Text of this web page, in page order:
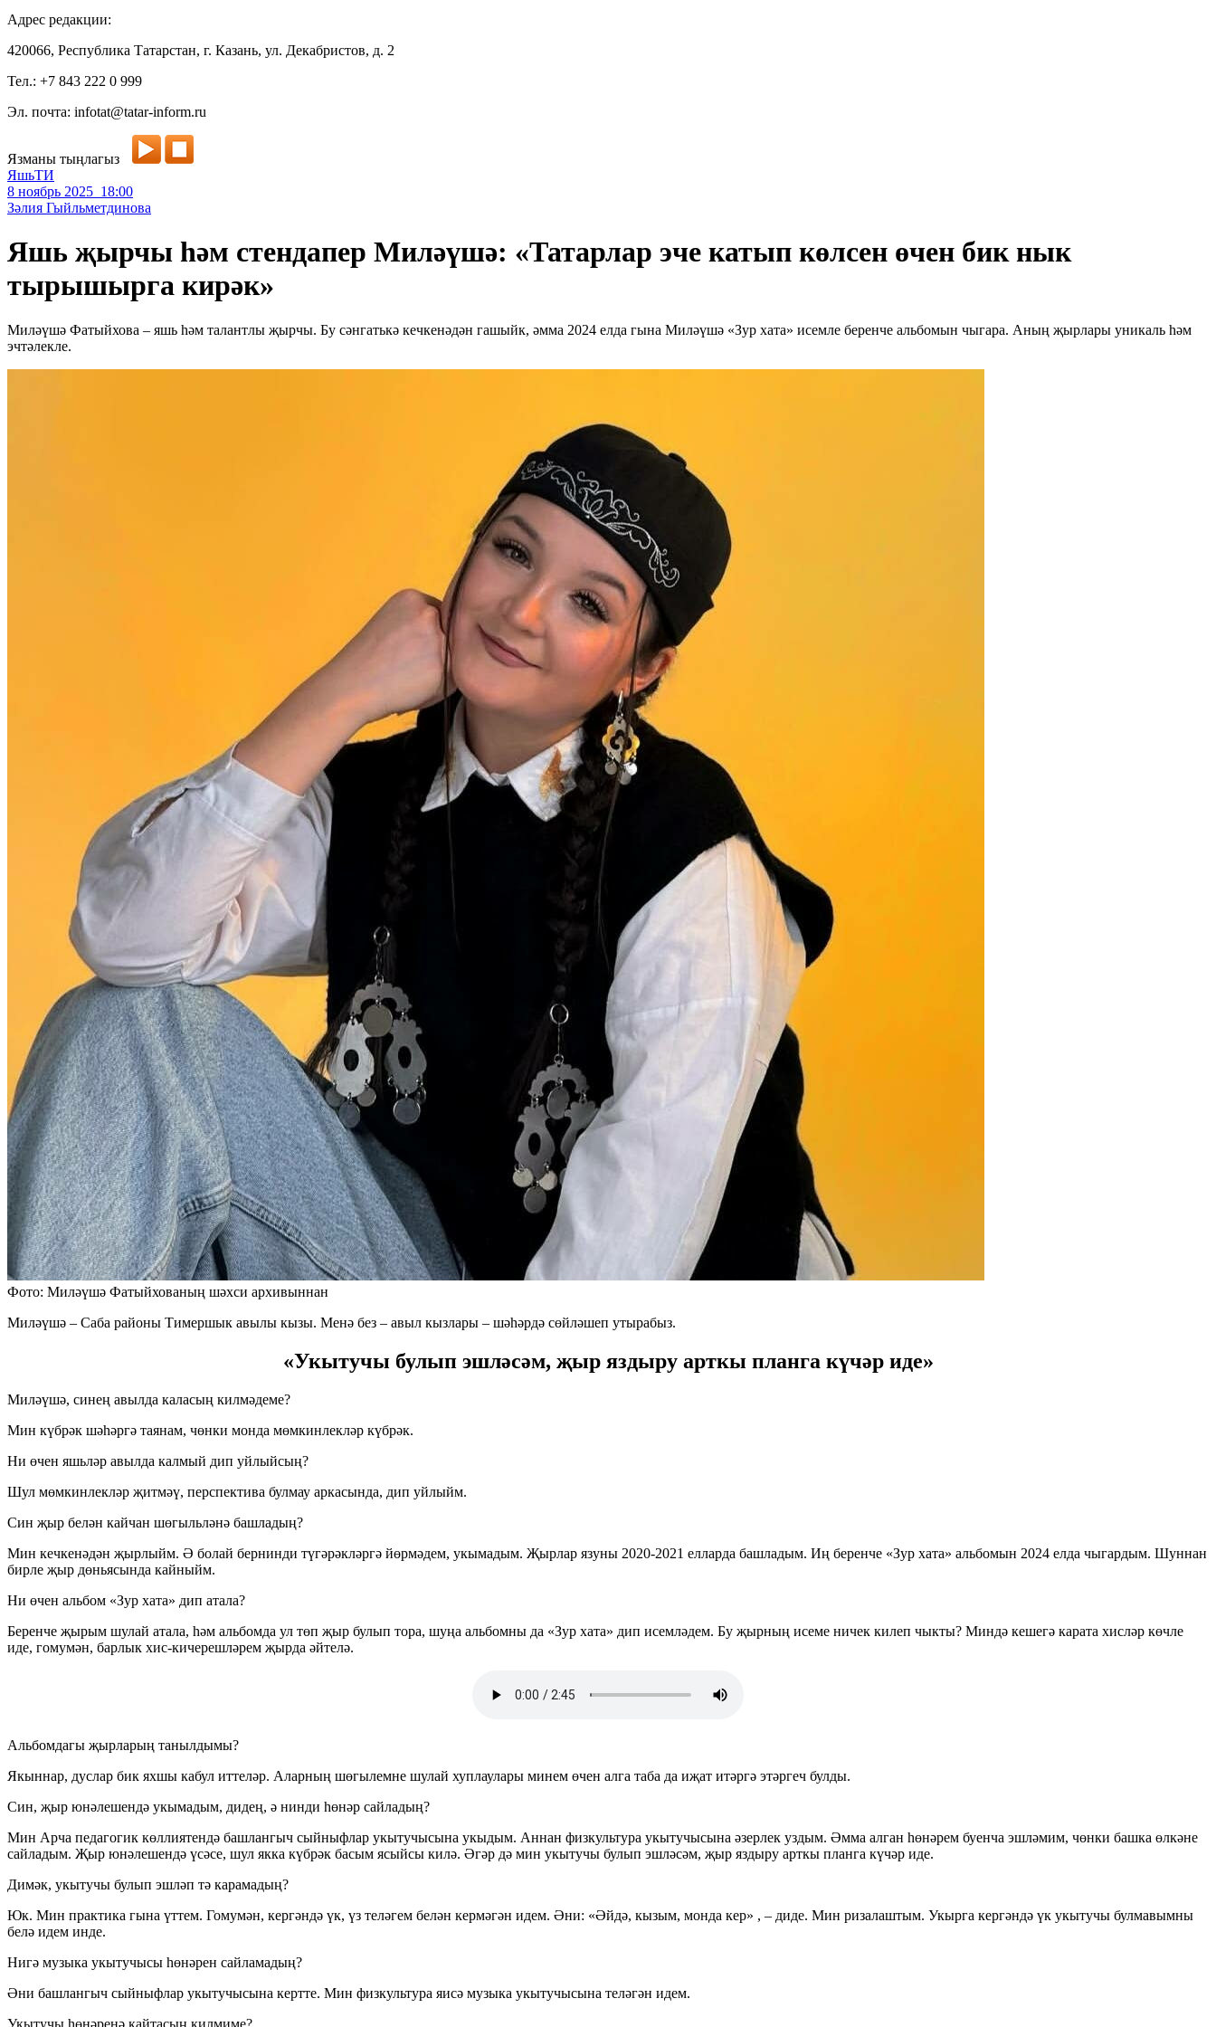
Адрес редакции:
420066, Республика Татарстан, г. Казань, ул. Декабристов, д. 2
Тел.: +7 843 222 0 999
Эл. почта: infotat@tatar-inform.ru
Язманы тыңлагыз
ЯшьТИ
8 ноябрь 2025 18:00
Зәлия Гыйльметдинова
Яшь җырчы һәм стендапер Миләүшә: «Татарлар эче катып көлсен өчен бик нык
тырышырга кирәк»
Миләүшә Фатыйхова – яшь һәм талантлы җырчы. Бу сәнгатькә кечкенәдән гашыйк, әмма 2024 елда гына Миләүшә «Зур хата» исемле беренче альбомын чыгара. Аның җырлары уникаль һәм
эчтәлекле.
Фото: Миләүшә Фатыйхованың шәхси архивыннан
Миләүшә – Саба районы Тимершык авылы кызы. Менә без – авыл кызлары – шәһәрдә сөйләшеп утырабыз.
«Укытучы булып эшләсәм, җыр яздыру арткы планга күчәр иде»
Миләүшә, синең авылда каласың килмәдеме?
Мин күбрәк шәһәргә таянам, чөнки монда мөмкинлекләр күбрәк.
Ни өчен яшьләр авылда калмый дип уйлыйсың?
Шул мөмкинлекләр җитмәү, перспектива булмау аркасында, дип уйлыйм.
Син җыр белән кайчан шөгыльләнә башладың?
Мин кечкенәдән җырлыйм. Ә болай бернинди түгәрәкләргә йөрмәдем, укымадым. Җырлар язуны 2020-2021 елларда башладым. Иң беренче «Зур хата» альбомын 2024 елда чыгардым. Шуннан
бирле җыр дөньясында кайныйм.
Ни өчен альбом «Зур хата» дип атала?
Беренче җырым шулай атала, һәм альбомда ул төп җыр булып тора, шуңа альбомны да «Зур хата» дип исемләдем. Бу җырның исеме ничек килеп чыкты? Миндә кешегә карата хисләр көчле
иде, гомумән, барлык хис-кичерешләрем җырда әйтелә.
Альбомдагы җырларың танылдымы?
Якыннар, дуслар бик яхшы кабул иттеләр. Аларның шөгылемне шулай хуплаулары минем өчен алга таба да иҗат итәргә этәргеч булды.
Син, җыр юнәлешендә укымадым, дидең, ә нинди һөнәр сайладың?
Мин Арча педагогик көллиятендә башлангыч сыйныфлар укытучысына укыдым. Аннан физкультура укытучысына әзерлек уздым. Әмма алган һөнәрем буенча эшләмим, чөнки башка өлкәне
сайладым. Җыр юнәлешендә үсәсе, шул якка күбрәк басым ясыйсы килә. Әгәр дә мин укытучы булып эшләсәм, җыр яздыру арткы планга күчәр иде.
Димәк, укытучы булып эшләп тә карамадың?
Юк. Мин практика гына үттем. Гомумән, кергәндә үк, үз теләгем белән кермәгән идем. Әни: «Әйдә, кызым, монда кер» , – диде. Мин ризалаштым. Укырга кергәндә үк укытучы булмавымны
белә идем инде.
Нигә музыка укытучысы һөнәрен сайламадың?
Әни башлангыч сыйныфлар укытучысына кертте. Мин физкультура яисә музыка укытучысына теләгән идем.
Укытучы һөнәренә кайтасың килмиме?